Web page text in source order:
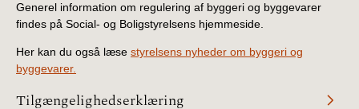
Generel information om regulering af byggeri og byggevarer
findes på Social- og Boligstyrelsens hjemmeside.
Her kan du også læse styrelsens nyheder om byggeri og
byggevarer.
Tilgængelighedserklæring